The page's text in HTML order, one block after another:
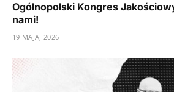
Ogólnopolski Kongres
nami!
19 MAJA, 2026